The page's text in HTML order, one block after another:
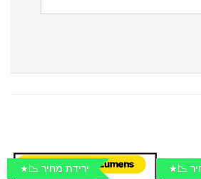
📉 ירידת מחיר 📉